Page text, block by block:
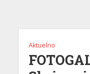
Aktuelno